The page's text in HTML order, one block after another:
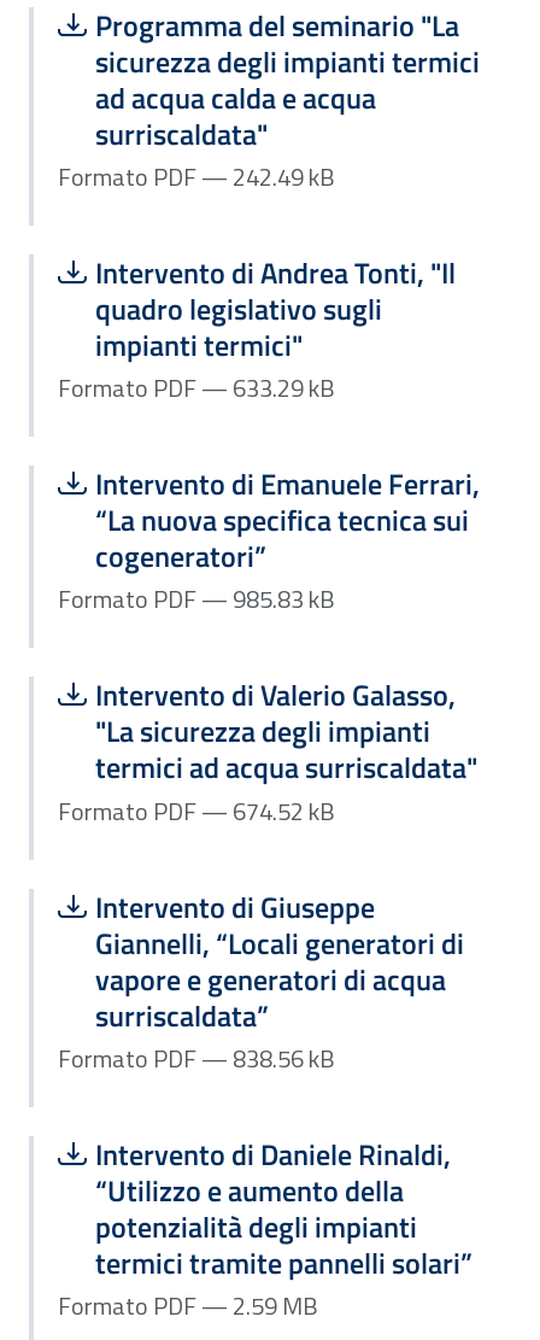
Scarica file:
Programma del seminario "La
sicurezza degli impianti termici
ad acqua calda e acqua
surriscaldata"
Formato PDF — Dimensione 242.49 kB
Formato PDF — 242.49 kB
Scarica file:
Intervento di Andrea Tonti, "Il
quadro legislativo sugli
impianti termici"
Formato PDF — Dimensione 633.29 kB
Formato PDF — 633.29 kB
Scarica file:
Intervento di Emanuele Ferrari,
“La nuova specifica tecnica sui
cogeneratori”
Formato PDF — Dimensione 985.83 kB
Formato PDF — 985.83 kB
Scarica file:
Intervento di Valerio Galasso,
"La sicurezza degli impianti
termici ad acqua surriscaldata"
Formato PDF — Dimensione 674.52 kB
Formato PDF — 674.52 kB
Scarica file:
Intervento di Giuseppe
Giannelli, “Locali generatori di
vapore e generatori di acqua
surriscaldata”
Formato PDF — Dimensione 838.56 kB
Formato PDF — 838.56 kB
Scarica file:
Intervento di Daniele Rinaldi,
“Utilizzo e aumento della
potenzialità degli impianti
termici tramite pannelli solari”
Formato PDF — Dimensione 2.59 MB
Formato PDF — 2.59 MB